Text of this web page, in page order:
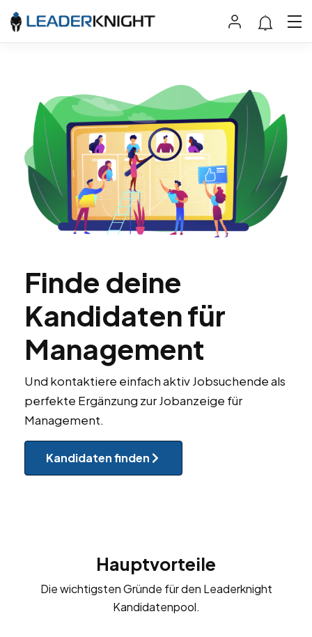
Finde deine
Kandidaten für
Management
Und kontaktiere einfach aktiv Jobsuchende als
perfekte Ergänzung zur Jobanzeige für
Management.
Kandidaten finden
Hauptvorteile
Die wichtigsten Gründe für den Leaderknight
Kandidatenpool.